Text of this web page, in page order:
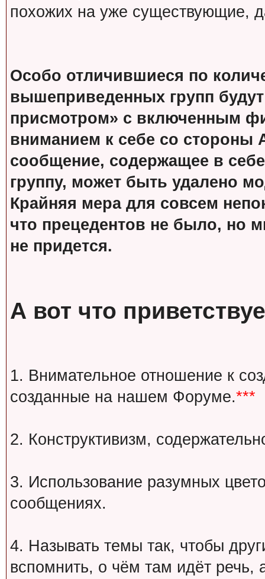
похожих на уже существующие,
Особо отличившиеся по
вышеприведенных групп
присмотром» с включенным
вниманием к себе со стороны
сообщение, содержащее в
группу, может быть удалено
Крайняя мера для совсем
что прецедентов не было, но
не придется.
А вот что
1. Внимательное отношение к
созданные на нашем Форуме.***
2. Конструктивизм,
3. Использование разумных
сообщениях.
4. Называть темы так, чтобы
вспомнить, о чём там идёт речь,